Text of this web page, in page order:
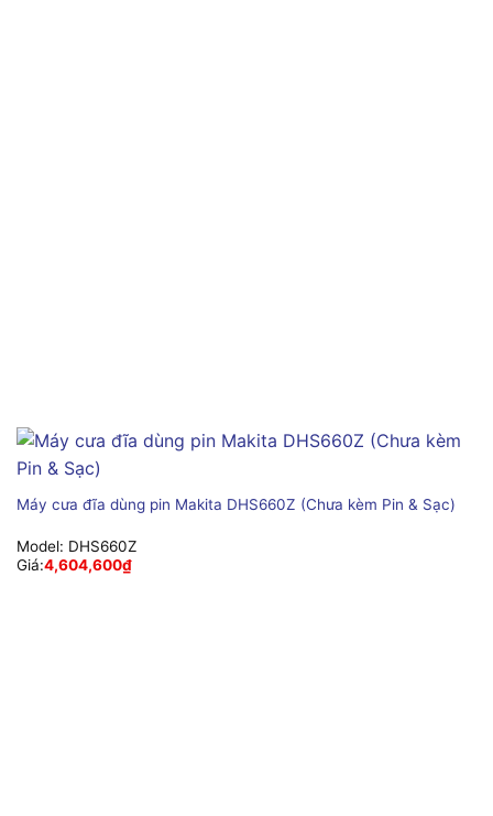
Máy cưa đĩa dùng pin Makita DHS660Z (Chưa kèm Pin & Sạc)
Model: DHS660Z
Giá:4,604,600₫